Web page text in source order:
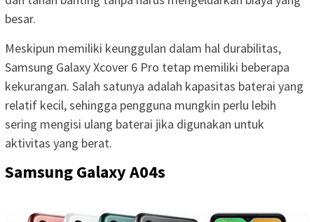
besar.
Meskipun memiliki keunggulan dalam hal durabilitas,
Samsung Galaxy Xcover 6 Pro tetap memiliki beberapa
kekurangan. Salah satunya adalah kapasitas baterai yang
relatif kecil, sehingga pengguna mungkin perlu lebih
sering mengisi ulang baterai jika digunakan untuk
aktivitas yang berat.
Samsung Galaxy A04s